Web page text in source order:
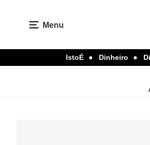
Menu
IstoÉ Dinheiro